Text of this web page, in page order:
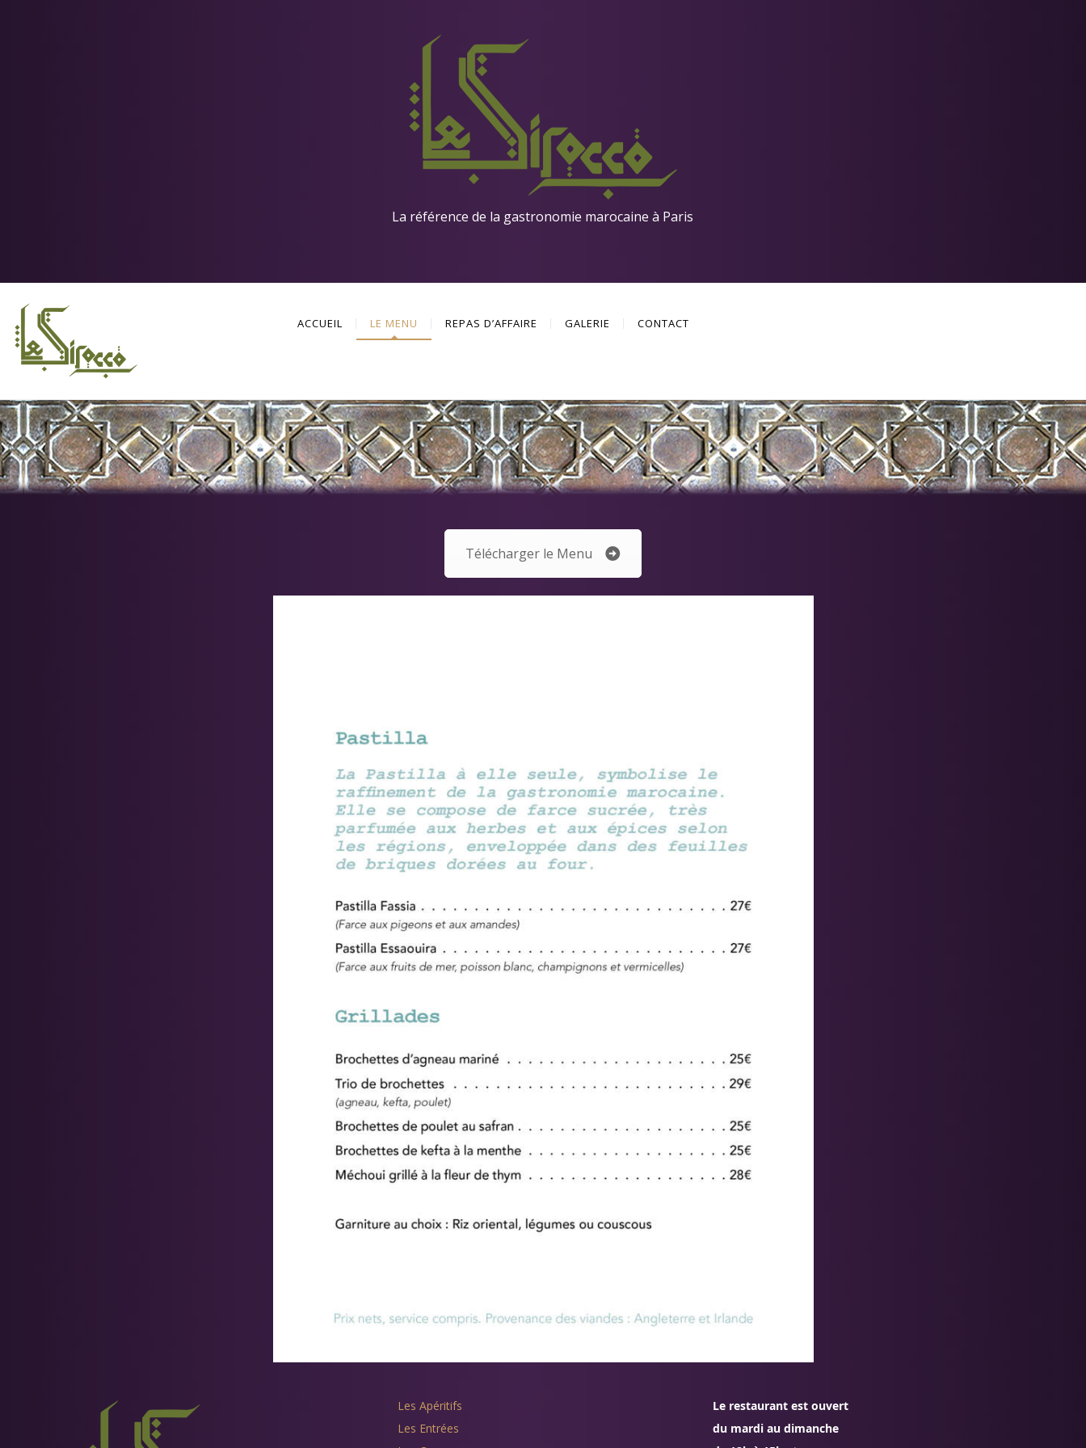
La référence de la gastronomie marocaine à Paris
ACCUEIL LE MENU REPAS D’AFFAIRE GALERIE CONTACT
Télécharger le Menu
Les Apéritifs
Les Entrées
Le restaurant est ouvert
du mardi au dimanche